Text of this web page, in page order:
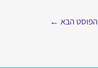
הפוסט הבא ←